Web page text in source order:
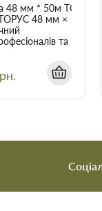
48 мм * 50м ТОРУС
ТОРУС 48 мм ×
та